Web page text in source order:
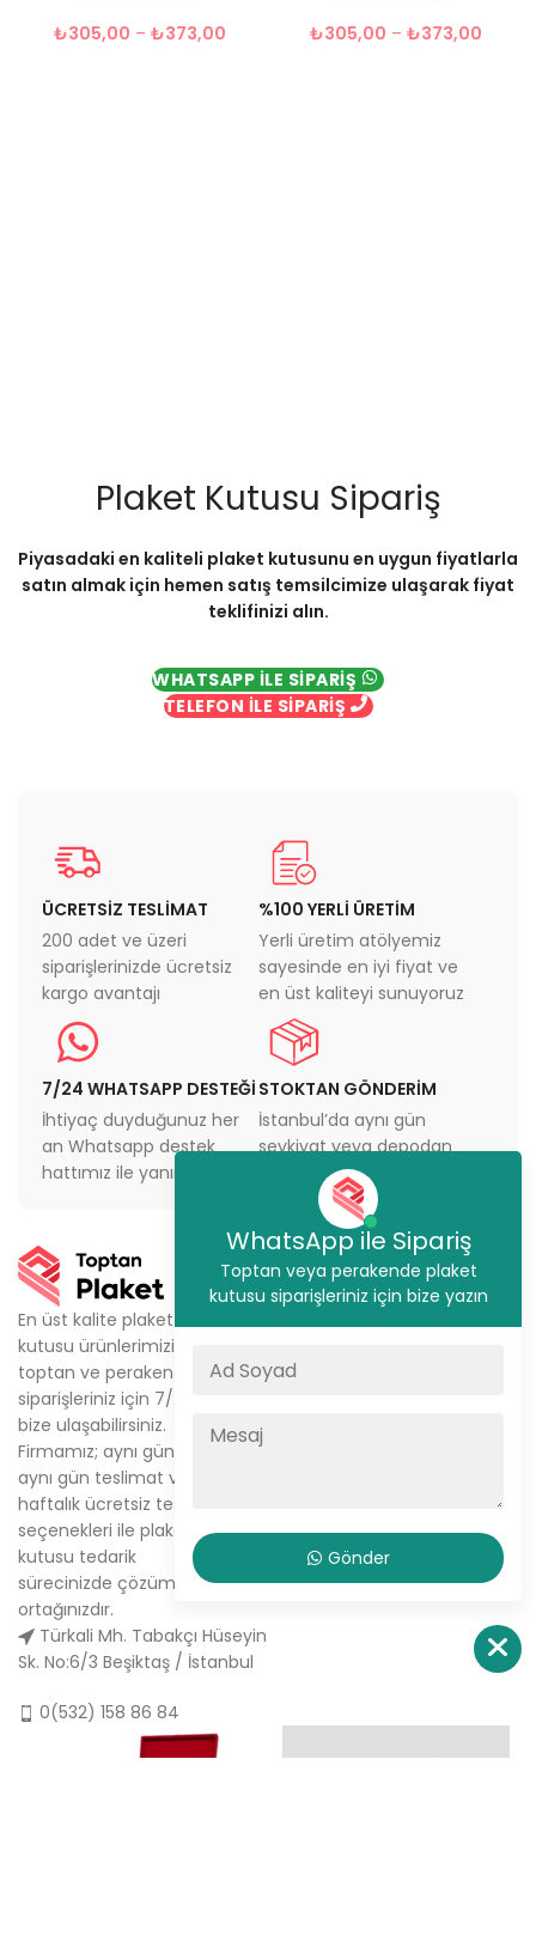
₺305,00 – ₺373,00
₺305,00 – ₺373,00
Plaket Kutusu Sipariş
Piyasadaki en kaliteli plaket kutusunu en uygun fiyatlarla
satın almak için hemen satış temsilcimize ulaşarak fiyat
teklifinizi alın.
WHATSAPP İLE SİPARİŞ
TELEFON İLE SİPARİŞ
ÜCRETSİZ TESLİMAT
200 adet ve üzeri
siparişlerinizde ücretsiz
kargo avantajı
%100 YERLİ ÜRETİM
Yerli üretim atölyemiz
sayesinde en iyi fiyat ve
en üst kaliteyi sunuyoruz
7/24 WHATSAPP DESTEĞİ
İhtiyaç duyduğunuz her
an Whatsapp destek
hattımız ile yanınızdayız
STOKTAN GÖNDERİM
İstanbul’da aynı gün
sevkiyat veya depodan
teslimat imkanı
En üst kalite plaket
kutusu ürünlerimizi,
toptan ve perakende
siparişleriniz için 7/24
bize ulaşabilirsiniz.
Firmamız; aynı gün kargo,
aynı gün teslimat ve
haftalık ücretsiz teslimat
seçenekleri ile plaket
kutusu tedarik
sürecinizde çözüm
ortağınızdır.
Türkali Mh. Tabakçı Hüseyin
Sk. No:6/3 Beşiktaş / İstanbul
0(532) 158 86 84
KURUMSAL
Ürünlerimiz
İletişim
WhatsApp ile Sipariş
Toptan veya perakende plaket
kutusu siparişleriniz için bize yazın
Gönder